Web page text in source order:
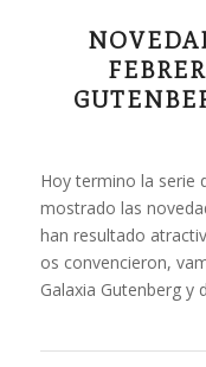
Hoy termino la serie
mostrado las
han resultado
os convencieron,
Galaxia Gutenberg y